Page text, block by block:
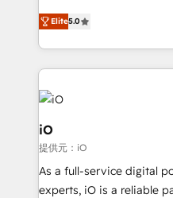
We combine strategy,
management to drive
the fast-growing Siloy
250+ HubSpot experts
build a CRM architecture
business goals. Talk to us if you’re looking to: -
Connect marketing,
reliable source of truth -
CRM and marketing
system - Accelerate
Elite5.0
iO
提供元：iO
As a full-service digital
experts, iO is a reliable